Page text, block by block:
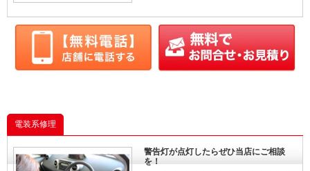
電装系修理
警告灯が点灯したらぜひ当店にご相談
を！